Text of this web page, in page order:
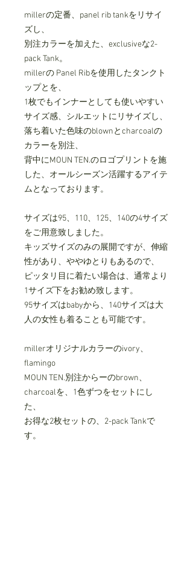
millerの定番、panel rib tankをリサイ
ズし、
別注カラーを加えた、exclusiveな2-
pack Tank。
millerの Panel Ribを使⽤したタンクト
ップとを、
1枚でもインナーとしても使いやすい
サイズ感、シルエットにリサイズし、
落ち着いた色味のblownとcharcoalの
カラーを別注、
背中にMOUN TEN.のロゴプリントを施
した、オールシーズン活躍するアイテ
ムとなっております。
サイズは95、110、125、140の4サイズ
をご用意致しました。
キッズサイズのみの展開ですが、伸縮
性があり、ややゆとりもあるので、
ピッタリ目に着たい場合は、通常より
1サイズ下をお勧め致します。
95サイズはbabyから、140サイズは⼤
⼈の⼥性も着ることも可能です。
millerオリジナルカラーのivory、
flamingo
MOUN TEN.別注からーのbrown、
charcoalを、1⾊ずつをセットにし
た、
お得な2枚セットの、2-pack Tankで
す。